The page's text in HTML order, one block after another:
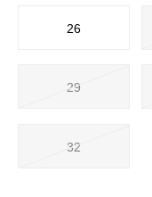
26
29
32